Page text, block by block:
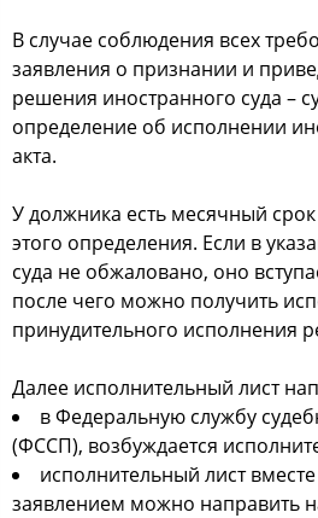
В случае соблюдения всех
заявления о признании и
решения иностранного суда –
определение об исполнении
акта.
У должника есть месячный
этого определения. Если в
суда не обжаловано, оно
после чего можно получить
принудительного исполнения
Далее исполнительный лист
в Федеральную службу
(ФССП), возбуждается
исполнительный лист
заявлением можно направить